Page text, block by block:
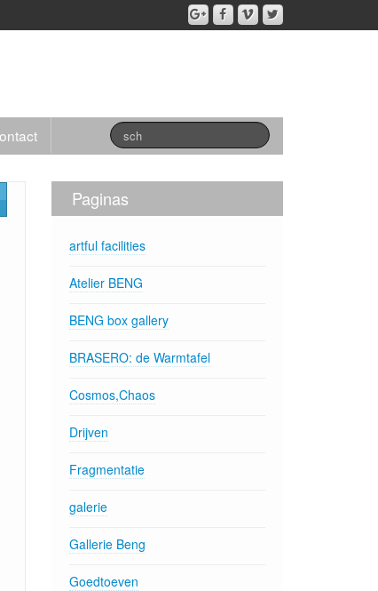
Paginas
artful facilities
Atelier BENG
BENG box gallery
BRASERO: de Warmtafel
Cosmos,Chaos
Drijven
Fragmentatie
galerie
Gallerie Beng
Goedtoeven